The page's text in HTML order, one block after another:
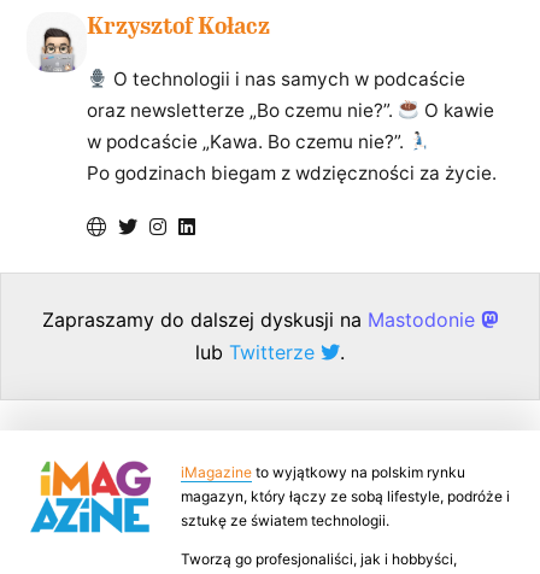
Krzysztof Kołacz
O technologii i nas samych w podcaście
oraz newsletterze „Bo czemu nie?”.
O kawie
w podcaście „Kawa. Bo czemu nie?”.
Po godzinach biegam z wdzięczności za życie.
Zapraszamy do dalszej dyskusji na Mastodonie
lub Twitterze .
iMagazine to wyjątkowy na polskim rynku
magazyn, który łączy ze sobą lifestyle, podróże i
sztukę ze światem technologii.
Tworzą go profesjonaliści, jak i hobbyści,